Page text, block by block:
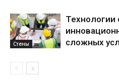
Стены
Технологии
сложных